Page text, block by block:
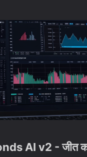
AI v2 - जीत का